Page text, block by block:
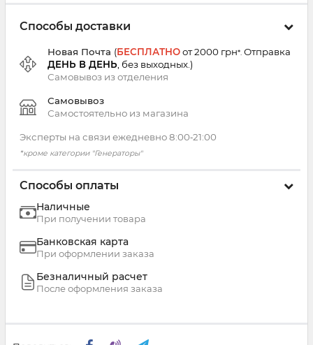
Способы доставки
Новая Почта (БЕСПЛАТНОот 2000 грн*. Отправка
ДЕНЬ В ДЕНЬ , без выходных.)
Самовывоз изотделения
Самовывоз
Самостоятельно из магазина
Эксперты на связи ежедневно 8:00‑21:00
*кроме категории "Генераторы"
Способы оплаты
Наличные
При получении товара
Банковская карта
При оформлении заказа
Безналичный расчет
После оформления заказа